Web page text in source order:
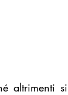
altrimenti si